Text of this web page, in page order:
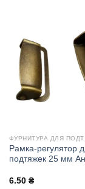
ФУРНИТУРА ДЛЯ
Рамка-регулятор
подтяжек 25 мм
6.50 ₴